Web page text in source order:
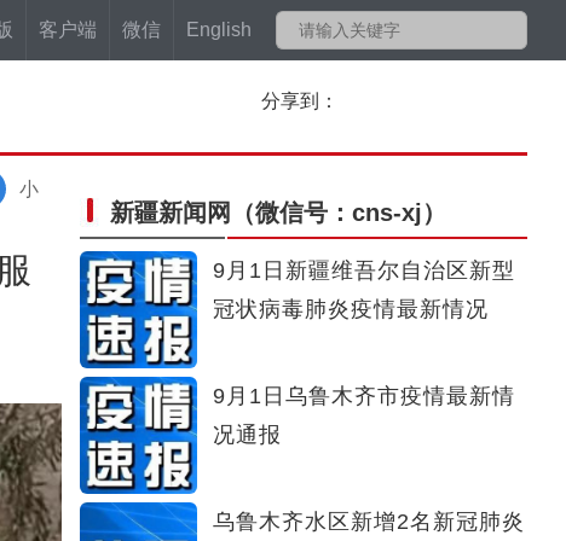
客户端 微信 English
分享到：
小
新疆新闻网 （微信号：cns-xj）
9月1日新疆维吾尔自治区新型
冠状病毒肺炎疫情最新情况
9月1日乌鲁木齐市疫情最新情
况通报
乌鲁木齐水区新增2名新冠肺炎